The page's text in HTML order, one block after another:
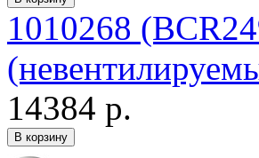
1010268
14384 р.